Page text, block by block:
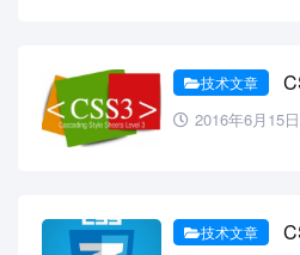
技术文章
2016年6月15日
技术文章